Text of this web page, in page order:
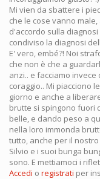
Mi vien da sbattere i
che le cose vanno male,
d'accordo sulla
condiviso la diagnosi
E' vero, embé?! Noi
che non è che a
anzi.. e facciamo invece
coraggio.. Mi piacciono
giorno e anche a
brutte si spingono fuori
belle, e dando peso a
nella loro immonda
tutto, anche per il
Silvio e i suoi bunga
sono. E mettiamoci i
Accedi o registrati per